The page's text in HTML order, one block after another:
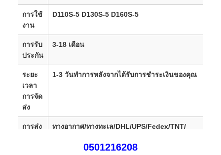
การใช้
งาน
D110S-5 D130S-5 D160S-5
การรับ
ประกัน
3-18 เดือน
ระยะ
เวลา
การจัด
ส่ง
1-3 วันทําการหลังจากได้รับการชําระเงินของคุณ
การส่ง ทางอากาศ/ทางทะเล/DHL/UPS/Fedex/TNT/
0501216208